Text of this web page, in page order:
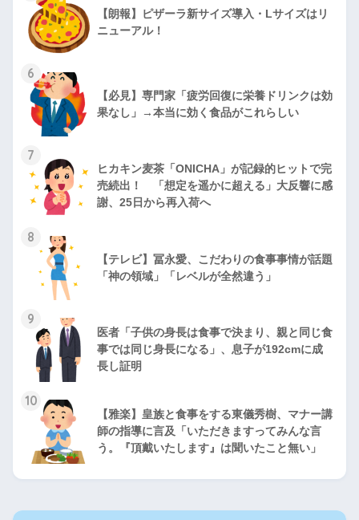
【朗報】ピザーラ新サイズ導入・Lサイズはリ
ニューアル！
6
【必見】専門家「疲労回復に栄養ドリンクは効
果なし」→本当に効く食品がこれらしい
7
ヒカキン麦茶「ONICHA」が記録的ヒットで完
売続出！ 「想定を遥かに超える」大反響に感
謝、25日から再入荷へ
8
【テレビ】冨永愛、こだわりの食事事情が話題
「神の領域」「レベルが全然違う」
9
医者「子供の身長は食事で決まり、親と同じ食
事では同じ身長になる」、息子が192cmに成
長し証明
10
【雅楽】皇族と食事をする東儀秀樹、マナー講
師の指導に言及「いただきますってみんな言
う。『頂戴いたします』は聞いたこと無い」